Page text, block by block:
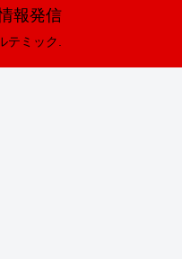
報発信
テミック.